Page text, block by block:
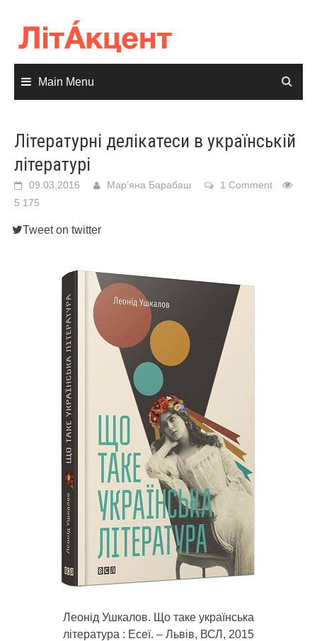
content
Main Menu
Літературні делікатеси в українській
літературі
09.03.2016 Мар’яна Барабаш
1 Comment
5 175
Tweet on twitter
Леонід Ушкалов. Що таке українська
література : Есеї. – Львів, ВСЛ, 2015